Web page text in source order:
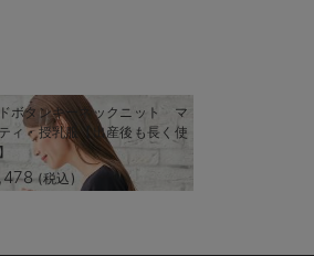
ボタンキーネックニット マ
ィ・授乳服【出産後も長く使
(税込)